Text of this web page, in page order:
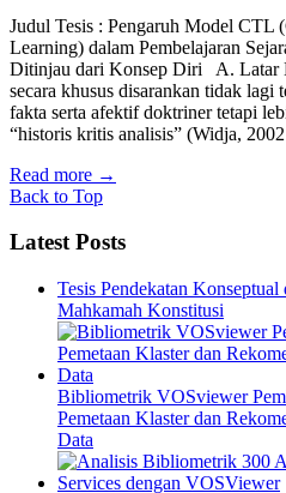
Judul Tesis : Pengaruh Model CTL
Learning) dalam Pembelajaran
Ditinjau dari Konsep Diri A. Latar
secara khusus disarankan tidak lagi
fakta serta afektif doktriner tetapi
“historis kritis analisis” (Widja,
Read more →
Back to Top
Latest Posts
Tesis Pendekatan
Mahkamah Konstitusi
Bibliometrik VOSviewer
Pemetaan Klaster dan
Data